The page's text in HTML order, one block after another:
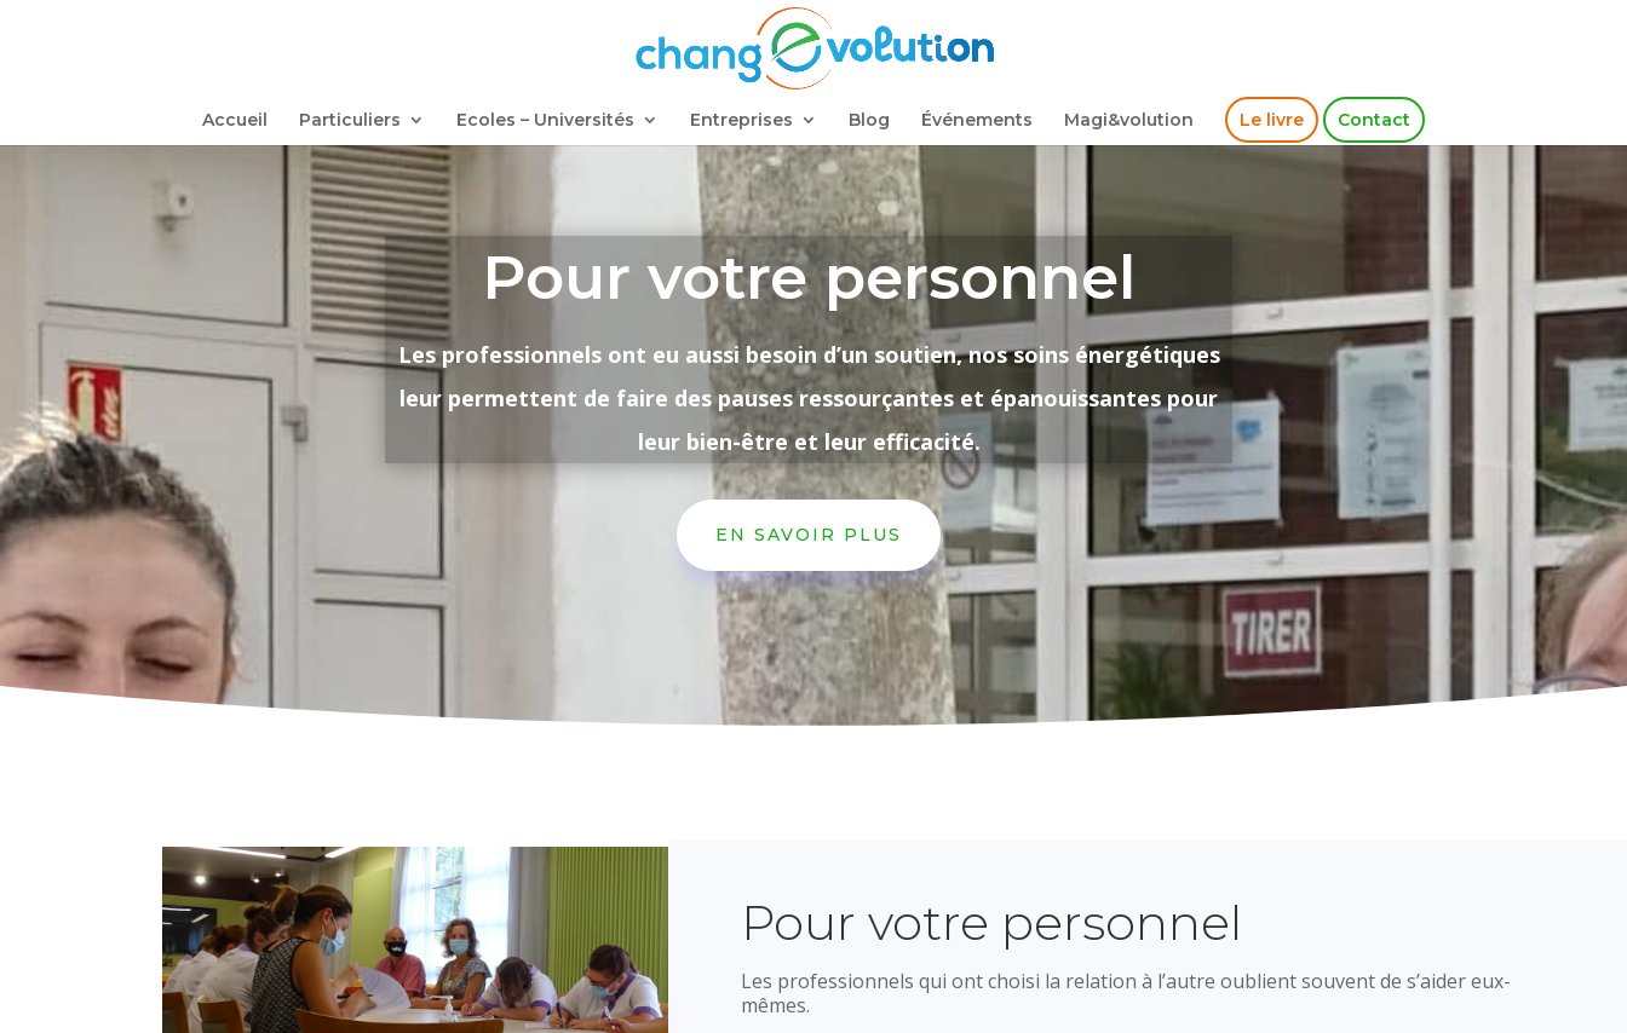
Accueil Particuliers Ecoles – Universités Entreprises Blog Événements Magi&volution Le livre Contact
Pour votre personnel
Les professionnels ont eu aussi besoin d’un soutien, nos soins énergétiques
leur permettent de faire des pauses ressourçantes et épanouissantes pour
leur bien-être et leur efficacité.
EN SAVOIR PLUS
Pour votre personnel
Les professionnels qui ont choisi la relation à l’autre oublient souvent de s’aider eux-
mêmes.